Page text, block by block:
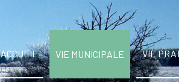
ACCUEIL VIE MUNICIPALE VIE